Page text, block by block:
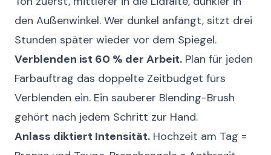
den Außenwinkel. Wer dunkel anfängt, sitzt drei
Stunden später wieder vor dem Spiegel.
Verblenden ist 60 % der Arbeit. Plan für jeden
Farbauftrag das doppelte Zeitbudget fürs
Verblenden ein. Ein sauberer Blending-Brush
gehört nach jedem Schritt zur Hand.
Anlass diktiert Intensität. Hochzeit am Tag =